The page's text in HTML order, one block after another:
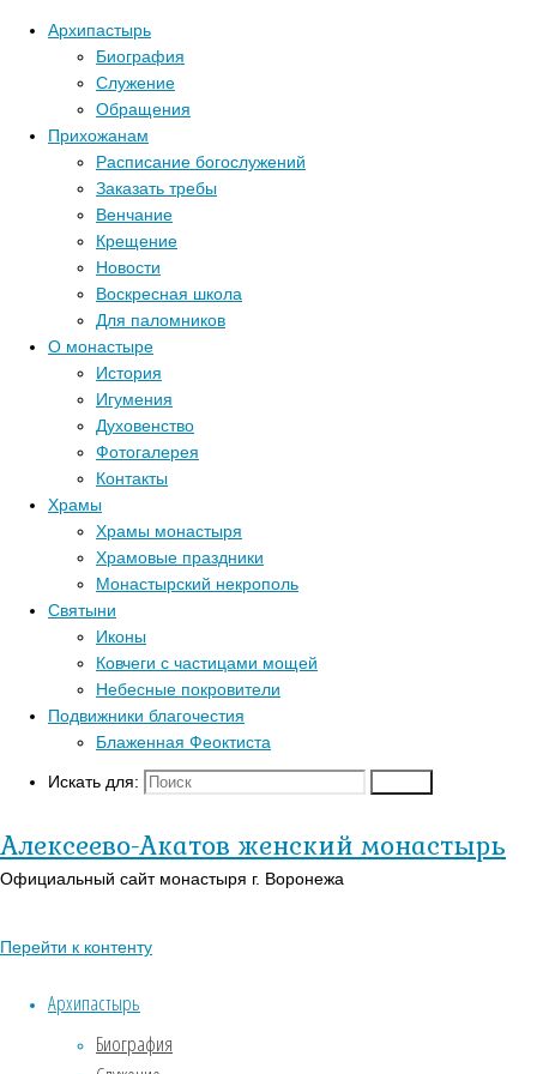
Архипастырь
Биография
Служение
Обращения
Прихожанам
Расписание богослужений
Заказать требы
Венчание
Крещение
Новости
Воскресная школа
Для паломников
О монастыре
История
Игумения
Духовенство
Фотогалерея
Контакты
Храмы
Храмы монастыря
Храмовые праздники
Монастырский некрополь
Святыни
Иконы
Ковчеги с частицами мощей
Небесные покровители
Подвижники благочестия
Блаженная Феоктиста
Искать для:
Алексеево-Акатов женский монастырь
Официальный сайт монастыря г. Воронежа
Перейти к контенту
Архипастырь
Биография
Главная
страница
Монастырский
ропщи
–
и
будешь
в
Не
ропщи
и
будешь
Популярные записи
Блаженная Феоктиста
Контакты
Для паломников
История
Заказать требы
Святыни
Страницы
Духовный кант «Матерь
Духовный кант «Слава Богу
В-
Православии.рф